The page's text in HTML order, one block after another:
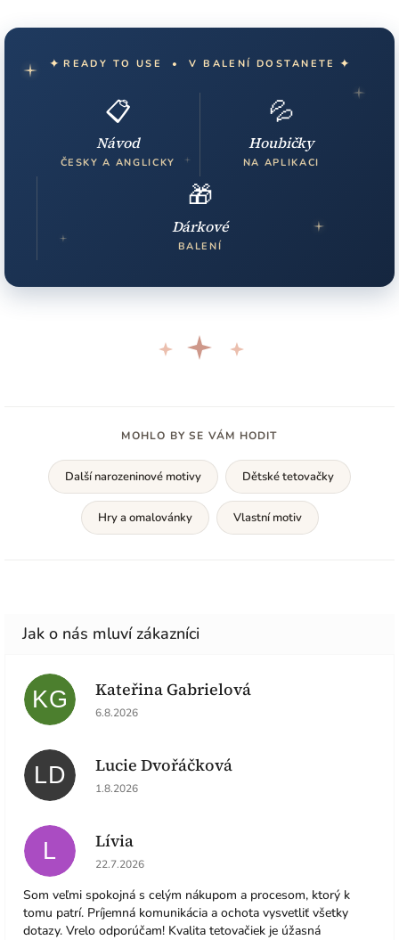
✦ READY TO USE • V BALENÍ DOSTANETE ✦
📋
Návod
ČESKY A ANGLICKY
💦
Houbičky
NA APLIKACI
🎁
Dárkové
BALENÍ
MOHLO BY SE VÁM HODIT
Další narozeninové motivy Dětské tetovačky
Hry a omalovánky Vlastní motiv
KG Kateřina Gabrielová
Hodnocení obchodu je 5 z 5 hvězdiček.
6.8.2026
LD Lucie Dvořáčková
Hodnocení obchodu je 5 z 5 hvězdiček.
1.8.2026
L Lívia
Hodnocení obchodu je 5 z 5 hvězdiček.
22.7.2026
Som veľmi spokojná s celým nákupom a procesom, ktorý k
tomu patrí. Príjemná komunikácia a ochota vysvetliť všetky
dotazy. Vrelo odporúčam! Kvalita tetovačiek je úžasná